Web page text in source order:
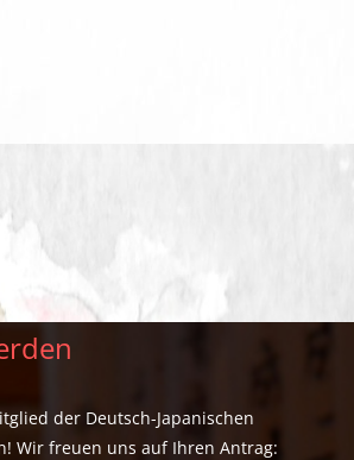
der Deutsch-Japanischen
Wir freuen uns auf Ihren Antrag: